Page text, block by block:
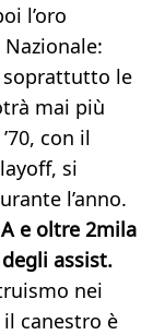
l’oro
le
mai più
con il
si
l’anno.
e oltre 2mila
assist.
nei
canestro è